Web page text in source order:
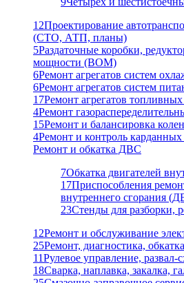
12Проектирование
(СТО, АТП, планы)
5Раздаточные коробки,
мощности (ВОМ)
6Ремонт агрегатов систем
6Ремонт агрегатов систем
17Ремонт агрегатов
4Ремонт
15Ремонт и балансировка
4Ремонт и контроль карданных
Ремонт и обкатка ДВС
7Обкатка двигателей
17Приспособления
внутреннего сгорания
23Стенды для разборки,
12Ремонт и обслуживание
25Ремонт, диагностика,
11Рулевое управление, развал-
18Сварка, наплавка, закалка,